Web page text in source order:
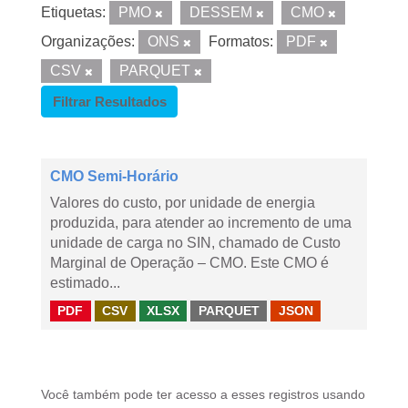
Etiquetas: PMO DESSEM
CMO
Organizações:
ONS Formatos:
PDF
CSV
PARQUET
Filtrar Resultados
CMO Semi-Horário
Valores do custo, por unidade de energia
produzida, para atender ao incremento de uma
unidade de carga no SIN, chamado de Custo
Marginal de Operação – CMO. Este CMO é
estimado...
PDF CSV XLSX PARQUET JSON
Você também pode ter acesso a esses registros usando